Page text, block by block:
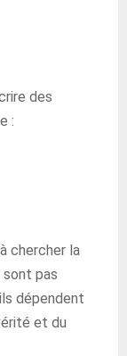
des
:
chercher la
pas
dépendent
et du